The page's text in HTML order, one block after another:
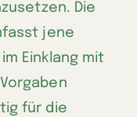
Die
jene
Einklang mit
für die